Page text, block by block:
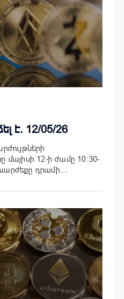
է. 12/05/26
մայիսի 12-ի ժամը 10:30-
դրամի…